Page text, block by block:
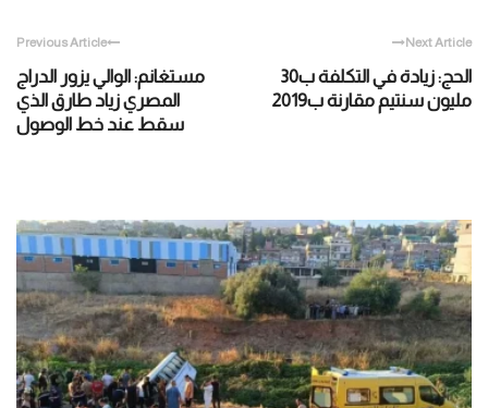
Previous Article
مستغانم: الوالي يزور الدراج
المصري زياد طارق الذي
سقط عند خط الوصول
Next Article
الحج: زيادة في التكلفة ب30
مليون سنتيم مقارنة ب2019